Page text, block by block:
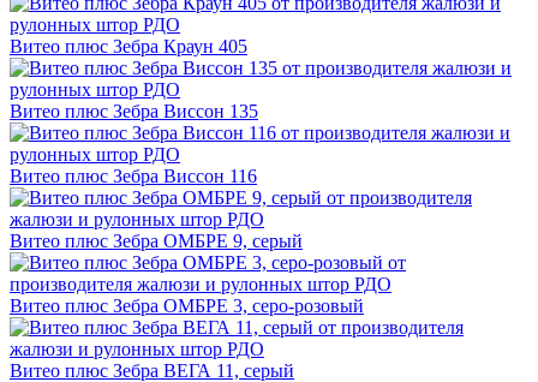
Витео плюс Зебра Краун 405
Витео плюс Зебра Виссон 135
Витео плюс Зебра Виссон 116
Витео плюс Зебра ОМБРЕ 9, серый
Витео плюс Зебра ОМБРЕ 3, серо-розовый
Витео плюс Зебра ВЕГА 11, серый